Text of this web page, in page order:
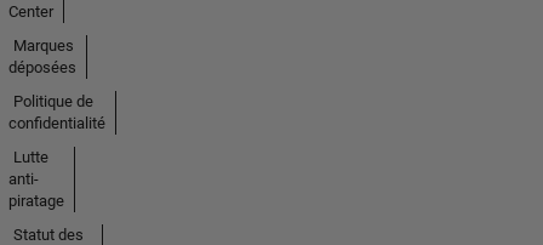
Center
Marques
déposées
Politique de
confidentialité
Lutte
anti-
piratage
Statut des